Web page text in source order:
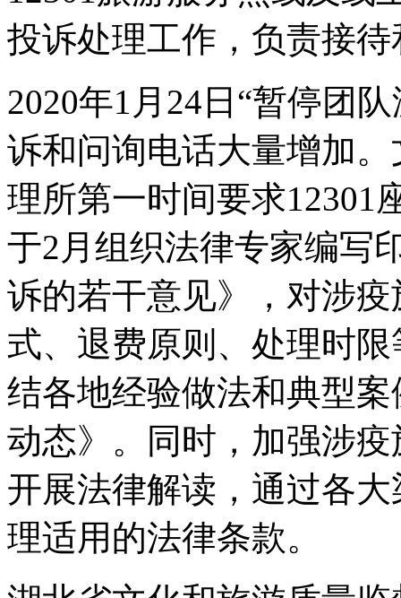
投诉处理工作，负责接
2020年1月24日“暂停团
诉和问询电话大量增加
理所第一时间要求12301
于2月组织法律专家编写
诉的若干意见》，对涉
式、退费原则、处理时
结各地经验做法和典型
动态》。同时，加强涉
开展法律解读，通过各
理适用的法律条款。